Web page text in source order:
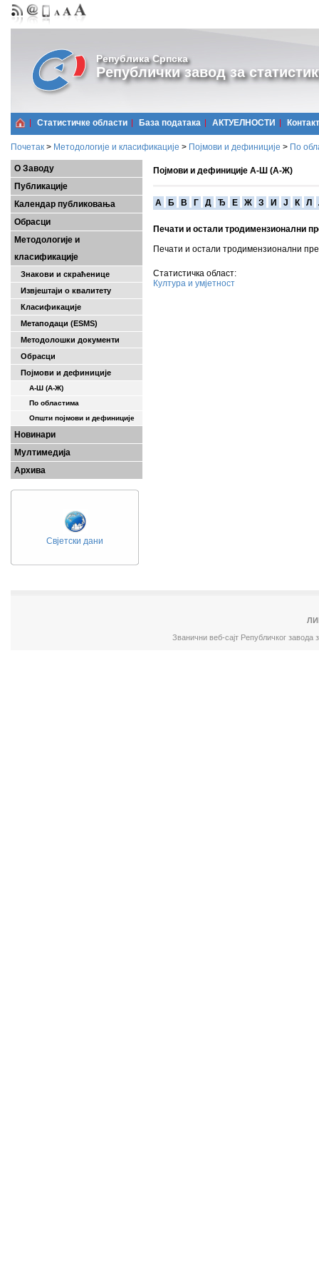
Република Српска
Републички завод за
Статистичке области Базa података АКТУЕЛНОСТИ Контакт
Почетак > Методологије и класификације > Појмови и дефиниције > По
О Заводу
Публикације
Календар публиковања
Обрасци
Методологије и
класификације
Знакови и скраћенице
Извјештаји о квалитету
Класификације
Метаподаци (ESMS)
Методолошки документи
Обрасци
Појмови и дефиниције
А-Ш (A-Ж)
По областима
Општи појмови и дефиниције
Новинари
Мултимедија
Архива
Свјетски дани
Појмови и дефиниције А-Ш (А-Ж)
A Б В Г Д Ђ Е Ж З И Ј К Л
Печати и остали тродимензионални
Печати и остали тродимензионални
Статистичка област:
Култура и умјетност
Званични веб-сајт Републичког